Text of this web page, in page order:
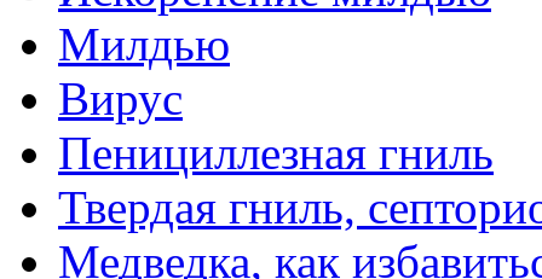
Милдью
Вирус
Пенициллезная гниль
Твердая гниль,
Медведка, как